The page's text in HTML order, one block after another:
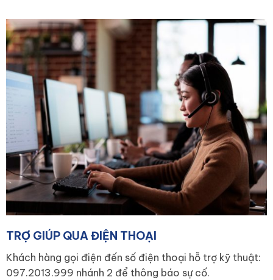
TRỢ GIÚP QUA ĐIỆN THOẠI
Khách hàng gọi điện đến số điện thoại hỗ trợ kỹ thuật:
097.2013.999 nhánh 2 để thông báo sự cố.